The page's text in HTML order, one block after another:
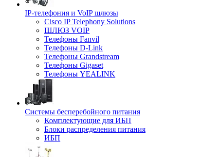
IP-телефония и VoIP шлюзы
Cisco IP Telephony Solutions
ШЛЮЗ VOIP
Телефоны Fanvil
Телефоны D-Link
Телефоны Grandstream
Телефоны Gigaset
Телефоны YEALINK
Системы бесперебойного питания
Комплектующие для ИБП
Блоки распределения питания
ИБП